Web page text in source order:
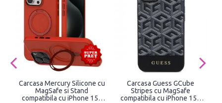
Carcasa Mercury Silicone cu
MagSafe si Stand
compatibila cu iPhone 15 /
Carcasa Guess GCube
Stripes cu MagSafe
compatibila cu iPhone 15 /